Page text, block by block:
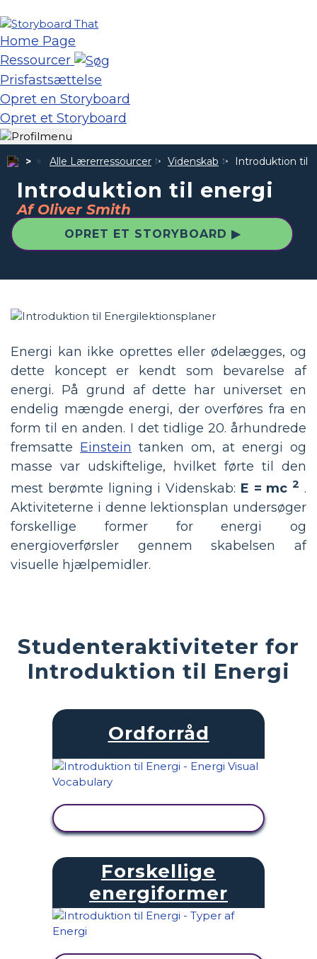
Home Page
Ressourcer
Prisfastsættelse
Opret en Storyboard
Opret et Storyboard
Alle Lærerressourcer Videnskab Introduktion til
Introduktion til energi
Af Oliver Smith
OPRET ET STORYBOARD ▶
Energi kan ikke oprettes eller ødelægges, og
dette koncept er kendt som bevarelse af
energi. På grund af dette har universet en
endelig mængde energi, der overføres fra en
form til en anden. I det tidlige 20. århundrede
fremsatte Einstein tanken om, at energi og
masse var udskiftelige, hvilket førte til den
mest berømte ligning i Videnskab: E = mc 2 .
Aktiviteterne i denne lektionsplan undersøger
forskellige former for energi og
energioverførsler gennem skabelsen af
visuelle hjælpemidler.
Studenteraktiviteter for
Introduktion til Energi
Ordforråd
Forskellige
energiformer